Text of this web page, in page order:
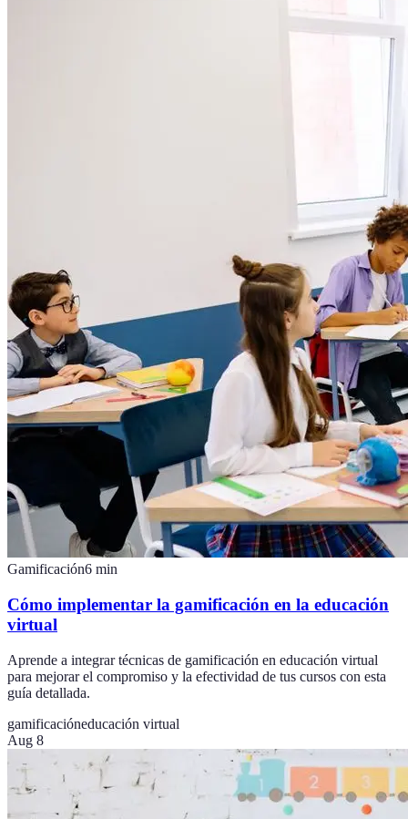
Gamificación6 min
Cómo implementar la gamificación en la educación
virtual
Aprende a integrar técnicas de gamificación en educación virtual
para mejorar el compromiso y la efectividad de tus cursos con esta
guía detallada.
gamificacióneducación virtual
Aug 8